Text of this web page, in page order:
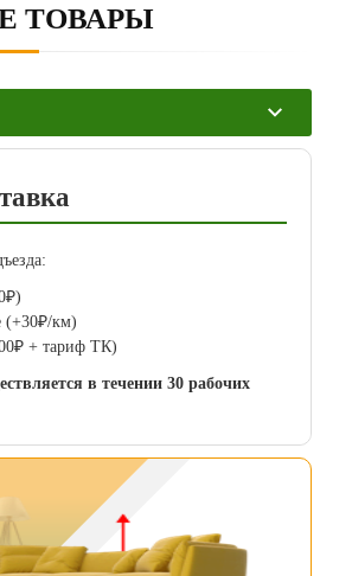
(+30₽/км)
+ тариф ТК)
в течении 30 рабочих
ТОВАРЫ